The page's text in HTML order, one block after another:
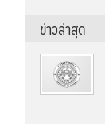
ข่าวล่าสุด